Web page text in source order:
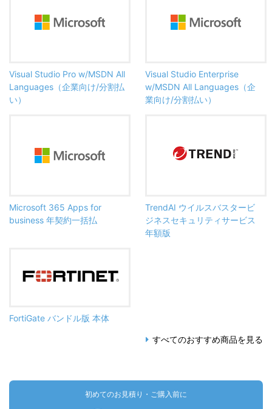
Visual Studio Pro w/MSDN All
Languages（企業向け/分割払
い）
Visual Studio Enterprise
w/MSDN All Languages（企
業向け/分割払い）
Microsoft 365 Apps for
business 年契約一括払
TrendAI ウイルスバスタービ
ジネスセキュリティサービス
年額版
FortiGate バンドル版 本体
すべてのおすすめ商品を見る
初めてのお見積り・ご購入前に